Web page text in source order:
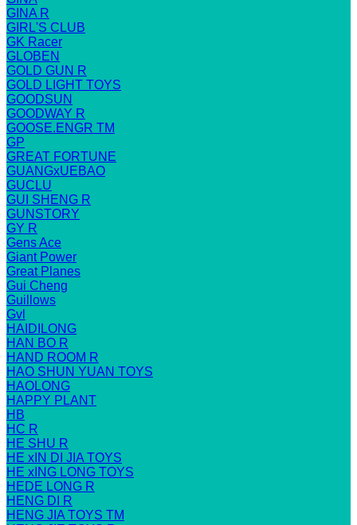
GINA R
GIRL'S CLUB
GK Racer
GLOBEN
GOLD GUN R
GOLD LIGHT TOYS
GOODSUN
GOODWAY R
GOOSE.ENGR TM
GP
GREAT FORTUNE
GUANGxUEBAO
GUCLU
GUI SHENG R
GUNSTORY
GY R
Gens Ace
Giant Power
Great Planes
Gui Cheng
Guillows
Gvl
HAIDILONG
HAN BO R
HAND ROOM R
HAO SHUN YUAN TOYS
HAOLONG
HAPPY PLANT
HB
HC R
HE SHU R
HE xIN DI JIA TOYS
HE xING LONG TOYS
HEDE LONG R
HENG DI R
HENG JIA TOYS TM